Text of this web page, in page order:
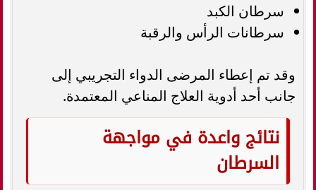
سرطان الكبد
سرطانات الرأس والرقبة
وقد تم إعطاء المرضى الدواء التجريبي إلى
جانب أحد أدوية العلاج المناعي المعتمدة.
نتائج واعدة في مواجهة
السرطان